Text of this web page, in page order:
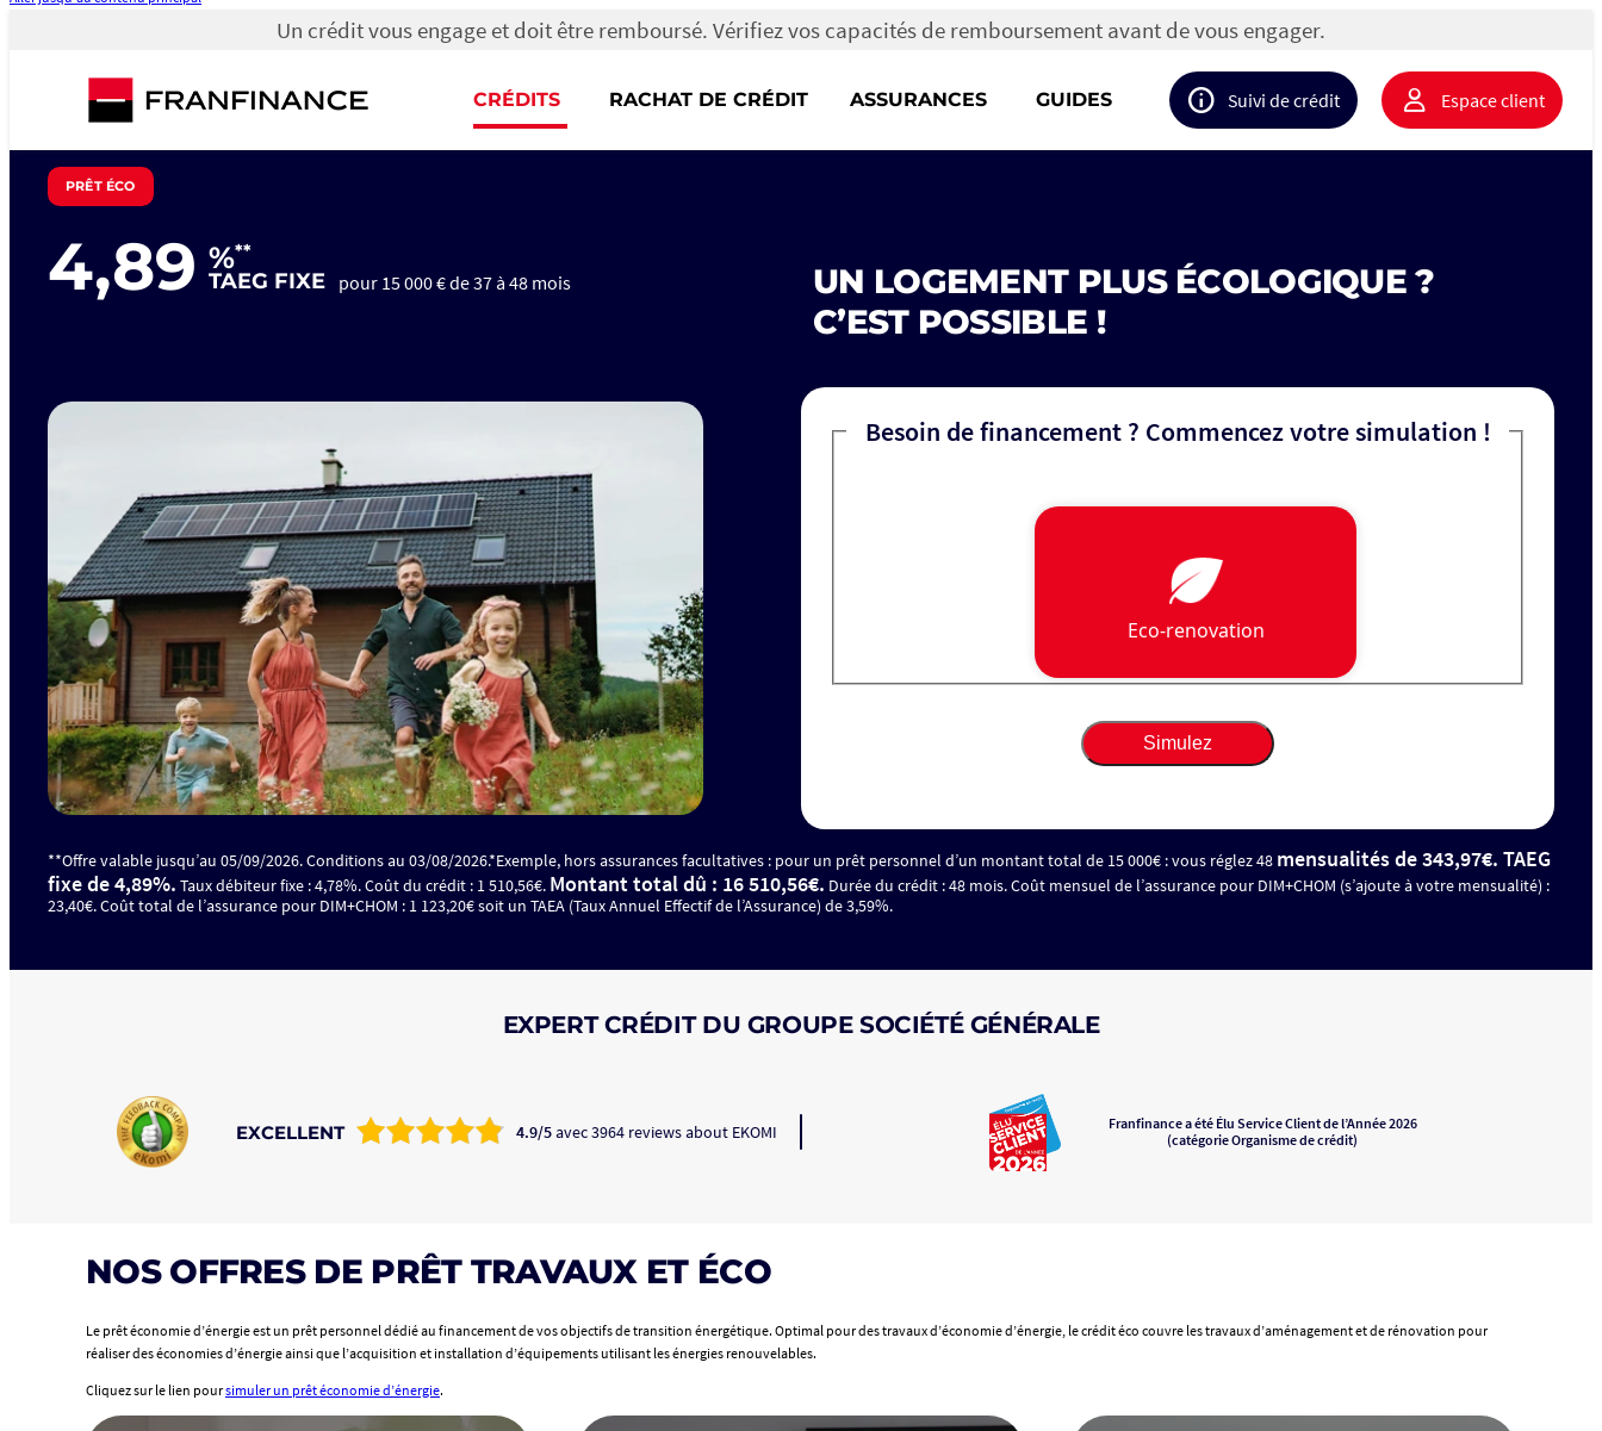
Un crédit vous engage et doit être remboursé. Vérifiez vos capacités de remboursement avant de vous engager.
doit
remboursé.
Vérifiez
capacités
remboursement
CRÉDITS RACHAT DE CRÉDIT ASSURANCES GUIDES Suivi de crédit Espace client
PRÊT ÉCO
4,89 %**
TAEG FIXE pour 15 000 € de 37 à 48 mois
UN LOGEMENT PLUS ÉCOLOGIQUE ?
C’EST POSSIBLE !
**Offre valable jusqu’au 05/09/2026. Conditions au 03/08/2026.*Exemple, hors assurances facultatives : pour un prêt personnel d’un montant total de 15 000€ : vous réglez 48 mensualités de 343,97€. TAEG
fixe de 4,89%. Taux débiteur fixe : 4,78%. Coût du crédit : 1 510,56€. Montant total dû : 16 510,56€. Durée du crédit : 48 mois. Coût mensuel de l’assurance pour DIM+CHOM (s’ajoute à votre mensualité) :
23,40€. Coût total de l’assurance pour DIM+CHOM : 1 123,20€ soit un TAEA (Taux Annuel Effectif de l’Assurance) de 3,59%.
EXPERT CRÉDIT DU GROUPE SOCIÉTÉ GÉNÉRALE
EXCELLENT 4.9/5avec 3964 reviews about EKOMI
Franfinance a été Élu Service Client de l’Année 2026
(catégorie Organisme de crédit)
NOS OFFRES DE PRÊT TRAVAUX ET ÉCO
Le prêt économie d’énergie est un prêt personnel dédié au financement de vos objectifs de transition énergétique. Optimal pour des travaux d’économie d’énergie, le crédit éco couvre les travaux d’aménagement et de rénovation pour
réaliser des économies d’énergie ainsi que l’acquisition et installation d’équipements utilisant les énergies renouvelables.
Cliquez sur le lien poursimuler un prêt économie d’énergie.